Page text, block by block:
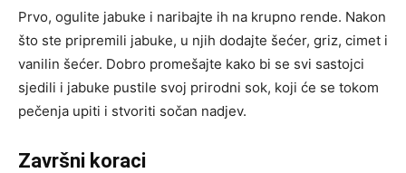
Prvo, ogulite jabuke i naribajte ih na krupno rende. Nakon
što ste pripremili jabuke, u njih dodajte šećer, griz, cimet i
vanilin šećer. Dobro promešajte kako bi se svi sastojci
sjedili i jabuke pustile svoj prirodni sok, koji će se tokom
pečenja upiti i stvoriti sočan nadjev.
Završni koraci